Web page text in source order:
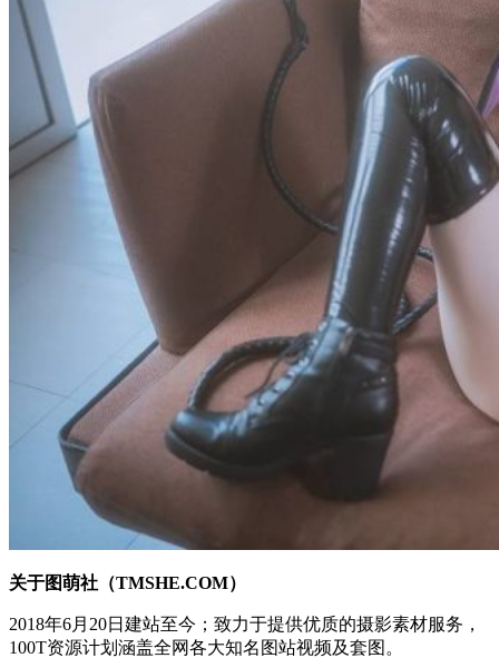
关于图萌社（TMSHE.COM）
2018年6月20日建站至今；致力于提供优质的摄影素材服务，
100T资源计划涵盖全网各大知名图站视频及套图。